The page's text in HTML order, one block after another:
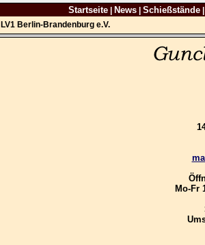
Startseite| News| Schießstände|
Berlin-Brandenburg e.V.
Mo-Fr